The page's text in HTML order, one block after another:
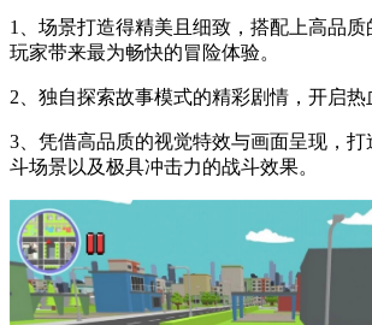
1、场景打造得精美且细致，搭配上高品
玩家带来最为畅快的冒险体验。
2、独自探索故事模式的精彩剧情，开启热
3、凭借高品质的视觉特效与画面呈现，
斗场景以及极具冲击力的战斗效果。